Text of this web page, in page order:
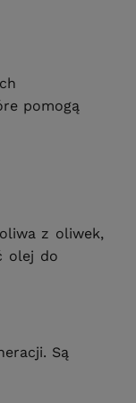
pomogą
z oliwek,
olej do
Są